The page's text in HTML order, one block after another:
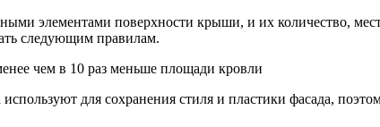
элементами поверхности крыши, и их количество,
следующим правилам.
чем в 10 раз меньше площади кровли
для сохранения стиля и пластики фасада,